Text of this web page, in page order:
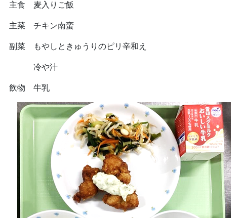
主食 麦入りご飯
主菜 チキン南蛮
副菜 もやしときゅうりのピリ辛和え
冷や汁
飲物 牛乳